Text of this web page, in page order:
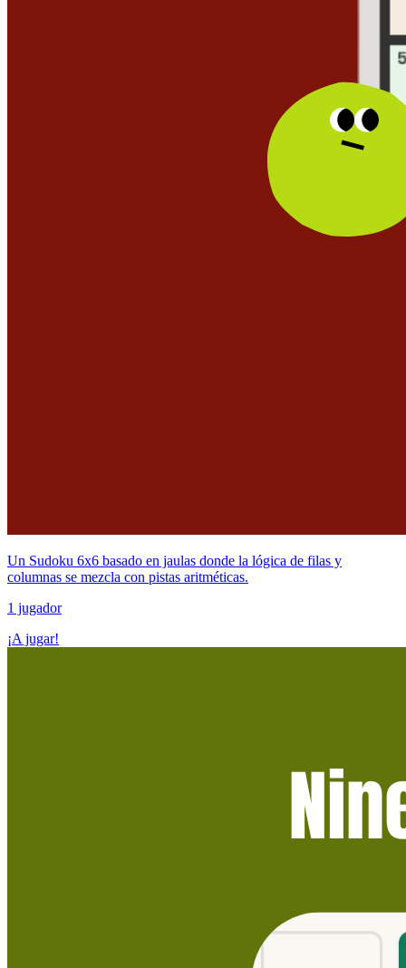
Un Sudoku 6x6 basado en jaulas donde la lógica de filas y
columnas se mezcla con pistas aritméticas.
1 jugador
¡A jugar!